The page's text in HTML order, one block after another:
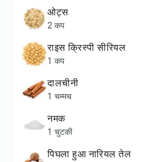
ओट्स
2 कप
राइस क्रिस्पी सीरियल
1 कप
दालचीनी
1 चम्मच
नमक
1 चुटकी
पिघला हुआ नारियल तेल